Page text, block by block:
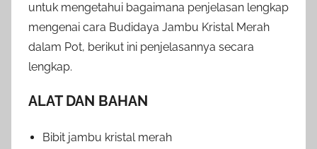
untuk mengetahui bagaimana penjelasan lengkap
mengenai cara Budidaya Jambu Kristal Merah
dalam Pot, berikut ini penjelasannya secara
lengkap.
ALAT DAN BAHAN
Bibit jambu kristal merah